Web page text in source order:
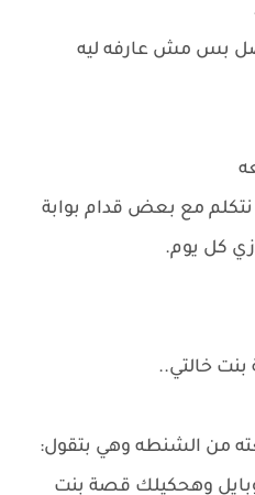
بس مش عارفه ليه
مع بعض قدام بوابة
كل يوم.
بنت خالتي..
من الشنطه وهي بتقول:
وهحكيلك قصة بنت